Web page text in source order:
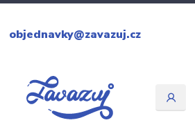
objednavky@zavazuj.cz